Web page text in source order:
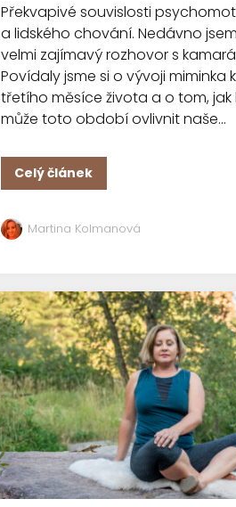
Překvapivé souvislosti
a lidského chování. Nedávno
velmi zajímavý rozhovor s
Povídaly jsme si o vývoji miminka
třetího měsíce života a o tom,
může toto období ovlivnit naše...
Celý článek
Martina Kolmanová